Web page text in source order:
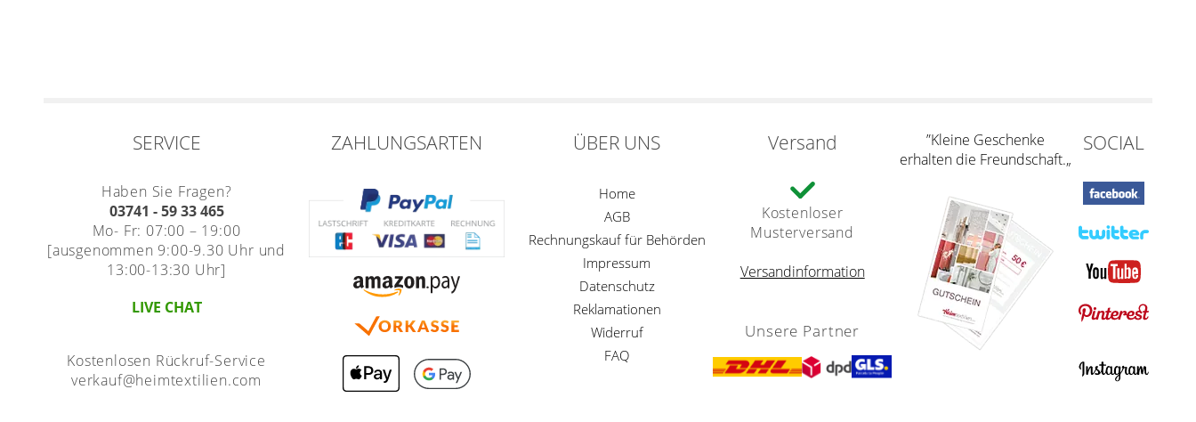
SERVICE
Haben Sie Fragen?
03741 - 59 33 465
Mo- Fr: 07:00 – 19:00
[ausgenommen 9:00-9.30 Uhr und
13:00-13:30 Uhr]
LIVE CHAT
Kostenlosen Rückruf-Service
verkauf@heimtextilien.com
ZAHLUNGSARTEN ÜBER UNS
Home
AGB
Rechnungskauf für Behörden
Impressum
Datenschutz
Reklamationen
Widerruf
FAQ
Versand
Kostenloser
Musterversand
Versandinformation
Unsere Partner
”Kleine Geschenke
erhalten die Freundschaft.„
SOCIAL